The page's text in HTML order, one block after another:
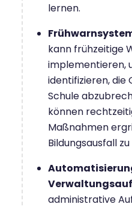
lernen.
kann frühzeitige
implementieren,
identifizieren, die
Schule
können
Maßnahmen
Bildungsausfall
administrative